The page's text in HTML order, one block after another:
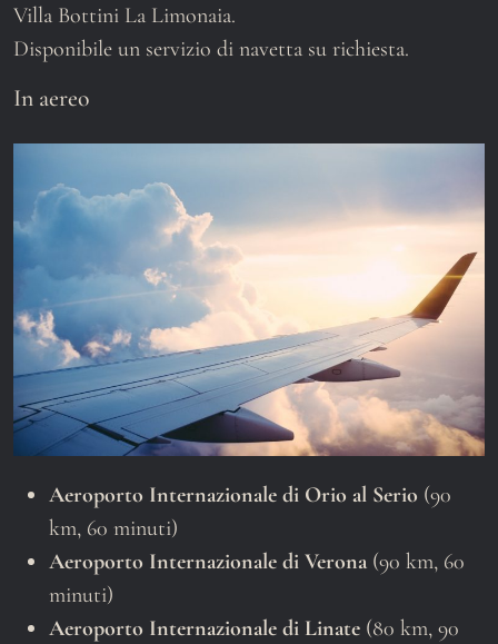
Villa Bottini La Limonaia.
Disponibile un servizio di navetta su richiesta.
In aereo
Aeroporto Internazionale di Orio al Serio (90
km, 60 minuti)
Aeroporto Internazionale di Verona (90 km, 60
minuti)
Aeroporto Internazionale di Linate (80 km, 90